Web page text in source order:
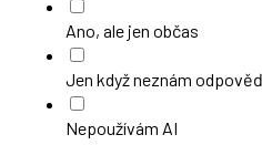
Ano, ale jen občas
Jen když neznám odpověď
Nepoužívám AI